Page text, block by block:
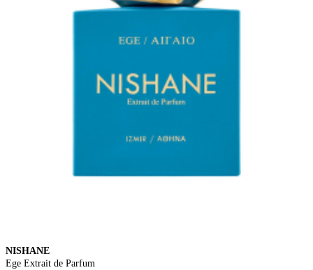
NISHANE
Ege Extrait de Parfum